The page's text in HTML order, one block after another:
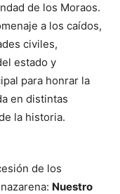
de los Moraos.
a los caídos,
civiles,
estado y
para honrar la
en distintas
la historia.
de los
Nuestro